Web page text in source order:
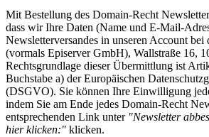
Mit Bestellung des Domain-Recht
dass wir Ihre Daten (Name und E-Mail-
Newsletterversandes in unseren Account
(vormals Episerver GmbH), Wallstraße 16,
Rechtsgrundlage dieser Übermittlung ist
Buchstabe a) der Europäischen
(DSGVO). Sie können Ihre Einwilligung
indem Sie am Ende jedes Domain-Recht
entsprechenden Link unter "Newsletter
hier klicken:" klicken.